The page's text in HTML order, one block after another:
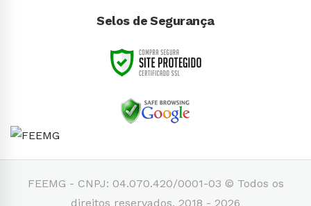
Selos de Segurança
FEEMG - CNPJ: 04.070.420/0001-03 © Todos os
direitos reservados. 2018 - 2026